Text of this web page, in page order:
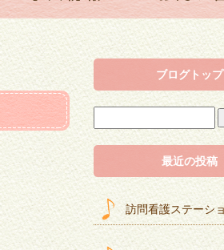
ブログトップ
最近の投稿